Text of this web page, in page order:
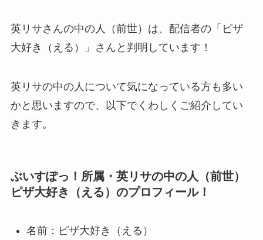
英リサさんの中の人（前世）は、配信者の「ピザ
大好き（える）」さんと判明しています！
英リサの中の人について気になっている方も多い
かと思いますので、以下でくわしくご紹介してい
きます。
ぶいすぽっ！所属・英リサの中の人（前世）
ピザ大好き（える）のプロフィール！
名前：ピザ大好き（える）